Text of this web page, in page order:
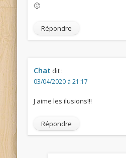
🙂
Répondre
Chat dit :
03/04/2020 à 21:17
J aime les ilusions!!!
Répondre